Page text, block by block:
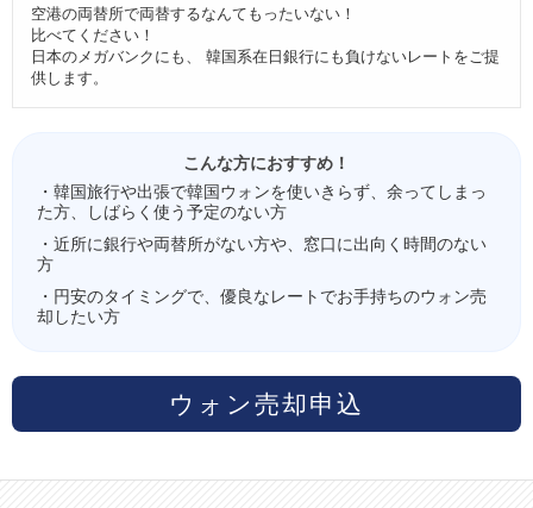
空港の両替所で両替するなんてもったいない！
比べてください！
日本のメガバンクにも、 韓国系在日銀行にも負けないレートをご提
供します。
こんな方におすすめ！
・韓国旅行や出張で韓国ウォンを使いきらず、余ってしまっ
た方、しばらく使う予定のない方
・近所に銀行や両替所がない方や、窓口に出向く時間のない
方
・円安のタイミングで、優良なレートでお手持ちのウォン売
却したい方
ウォン売却申込